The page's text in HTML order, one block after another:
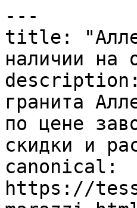
---
title: "Аллея
наличии на
description:
гранита
по цене
скидки и
canonical:
https://